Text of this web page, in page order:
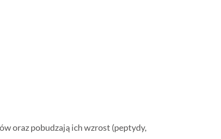
oraz pobudzają ich wzrost (peptydy,